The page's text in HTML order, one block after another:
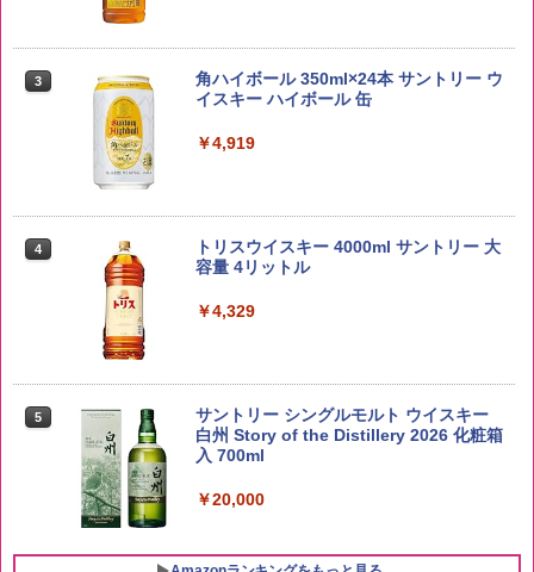
【在庫処分価格】ももたろう印 無洗米 5
kg 業務用 お米マイスターブレンド
by Amazon あきたこまちブレンド 無洗
米 5kg
新潟県産新之助 無洗米 5kg 令和7年産
￥4,536
3
角ハイボール 350ml×24本 サントリー ウ
イスキー ハイボール 缶
￥4,919
4
トリスウイスキー 4000ml サントリー 大
容量 4リットル
￥4,329
5
サントリー シングルモルト ウイスキー
白州 Story of the Distillery 2026 化粧箱
入 700ml
￥20,000